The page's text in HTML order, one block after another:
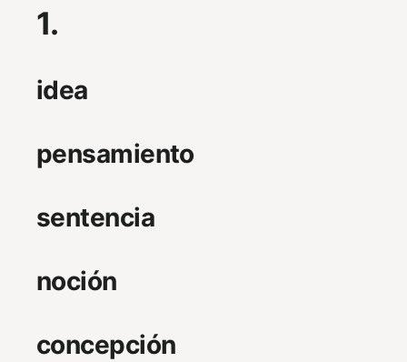
1.
idea
pensamiento
sentencia
noción
concepción